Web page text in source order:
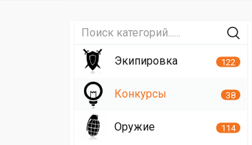
Экипировка 122
Конкурсы 38
Оружие 114